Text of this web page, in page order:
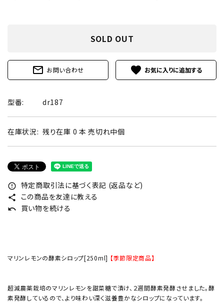
SOLD OUT
mail_outline お問い合わせ favorite
型番: dr187
在庫状況: 残り在庫 0 本 売切れ中個
error_outline 特定商取引法に基づく表記 (返品など)
share この商品を友達に教える
undo 買い物を続ける
マリンレモンの酵素シロップ[250ml] 【季節限定商品】
超減農薬栽培のマリンレモンを甜菜糖で漬け、２週間酵素発酵させました。酵
素発酵しているので、より味わい深く滋養豊かなシロップになっています。